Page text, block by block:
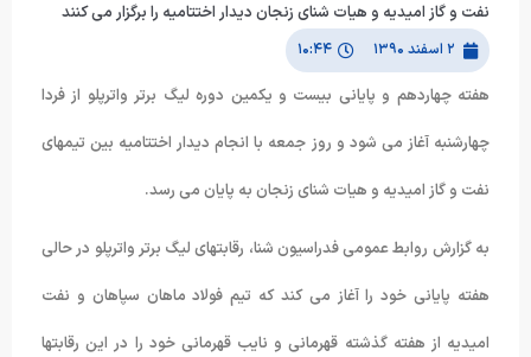
نفت و گاز امیدیه و هیات شنای زنجان دیدار اختتامیه را برگزار می کنند
۲ اسفند ۱۳۹۰ ۱۰:۴۴
هفته چهاردهم و پایانی بیست و یکمین دوره لیگ برتر واترپلو از فردا
چهارشنبه آغاز می شود و روز جمعه با انجام دیدار اختتامیه بین تیمهای
نفت و گاز امیدیه و هیات شنای زنجان به پایان می رسد.
به گزارش روابط عمومی فدراسیون شنا، رقابتهای لیگ برتر واترپلو در حالی
هفته پایانی خود را آغاز می کند که تیم فولاد ماهان سپاهان و نفت
امیدیه از هفته گذشته قهرمانی و نایب قهرمانی خود را در این رقابتها